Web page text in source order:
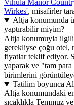
Vihula Manor
Wirkes', misafirler
Altja konumunda
yaptırabilir miyim?
Altja konumuyla ilgili
gerekliyse çoğu otel,
fiyatlar teklif ediyor.
yaparak ve "tam
birimlerini
Tatilim boyunca
Altja konumundaki
sıcaklıkla Temmuz